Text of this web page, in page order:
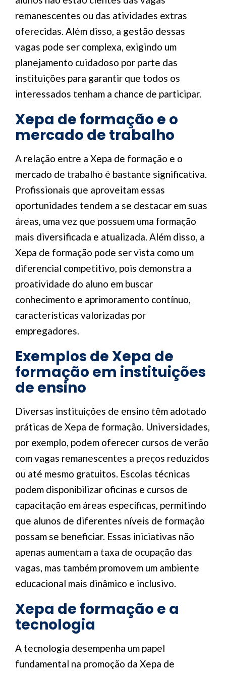
remanescentes ou das atividades extras
oferecidas. Além disso, a gestão dessas
vagas pode ser complexa, exigindo um
planejamento cuidadoso por parte das
instituições para garantir que todos os
interessados tenham a chance de participar.
Xepa de formação e o
mercado de trabalho
A relação entre a Xepa de formação e o
mercado de trabalho é bastante significativa.
Profissionais que aproveitam essas
oportunidades tendem a se destacar em suas
áreas, uma vez que possuem uma formação
mais diversificada e atualizada. Além disso, a
Xepa de formação pode ser vista como um
diferencial competitivo, pois demonstra a
proatividade do aluno em buscar
conhecimento e aprimoramento contínuo,
características valorizadas por
empregadores.
Exemplos de Xepa de
formação em instituições
de ensino
Diversas instituições de ensino têm adotado
práticas de Xepa de formação. Universidades,
por exemplo, podem oferecer cursos de verão
com vagas remanescentes a preços reduzidos
ou até mesmo gratuitos. Escolas técnicas
podem disponibilizar oficinas e cursos de
capacitação em áreas específicas, permitindo
que alunos de diferentes níveis de formação
possam se beneficiar. Essas iniciativas não
apenas aumentam a taxa de ocupação das
vagas, mas também promovem um ambiente
educacional mais dinâmico e inclusivo.
Xepa de formação e a
tecnologia
A tecnologia desempenha um papel
fundamental na promoção da Xepa de